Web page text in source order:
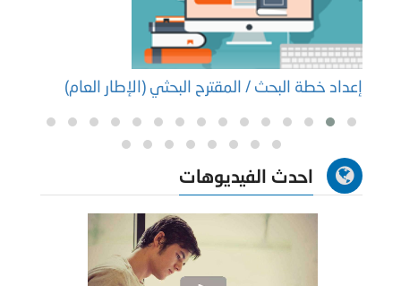
إعداد خطة البحث / المقترح البحثي (الإطار العام)
احدث الفيديوهات